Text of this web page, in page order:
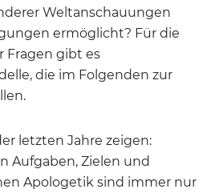
Weltanschauungen
ermöglicht? Für die
Fragen gibt es
die im Folgenden zur
letzten Jahre zeigen:
Aufgaben, Zielen und
Apologetik sind immer nur